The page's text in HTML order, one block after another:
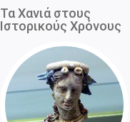
Τα Χανιά στους
Ιστορικούς Χρόνους